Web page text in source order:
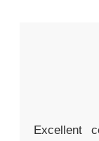
Excellent